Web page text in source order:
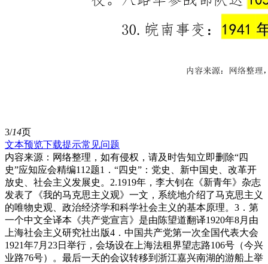
3/14页
文本预览下载提示常见问题
内容来源：网络整理，如有侵权，请及时告知立即删除“四
史”应知应会精编112题1．“四史”：党史、新中国史、改革开
放史、社会主义发展史。2.1919年，李大钊在《新青年》杂志
发表了《我的马克思主义观》一文，系统地介绍了马克思主义
的唯物史观、政治经济学和科学社会主义的基本原理。3．第
一个中文全译本《共产党宣言》是由陈望道翻译1920年8月由
上海社会主义研究社出版4．中国共产党第一次全国代表大会
1921年7月23日举行，会场设在上海法租界望志路106号（今兴
业路76号）。最后一天的会议转移到浙江嘉兴南湖的游船上举